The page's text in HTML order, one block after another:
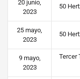
20 junio,
2023
50
25 mayo,
2023
50
9 mayo,
2023
Tercer